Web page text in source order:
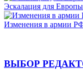
Эскалация для
Изменения в армии
ВЫБОР